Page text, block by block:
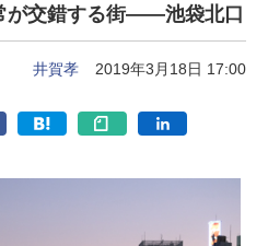
が交錯する街——池袋北口
井賀孝 2019年3月18日 17:00